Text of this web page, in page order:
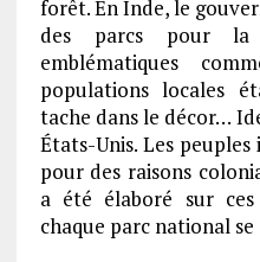
forêt. En Inde, le
des parcs pour la
emblématiques
populations locales
tache dans le décor…
États-Unis. Les
pour des raisons
a été élaboré sur
chaque parc national